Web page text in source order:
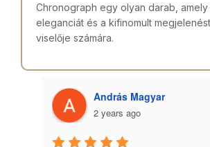
Chronograph egy olyan darab, amely
eleganciát és a kifinomult
viselője számára.
András Magyar
2 years ago